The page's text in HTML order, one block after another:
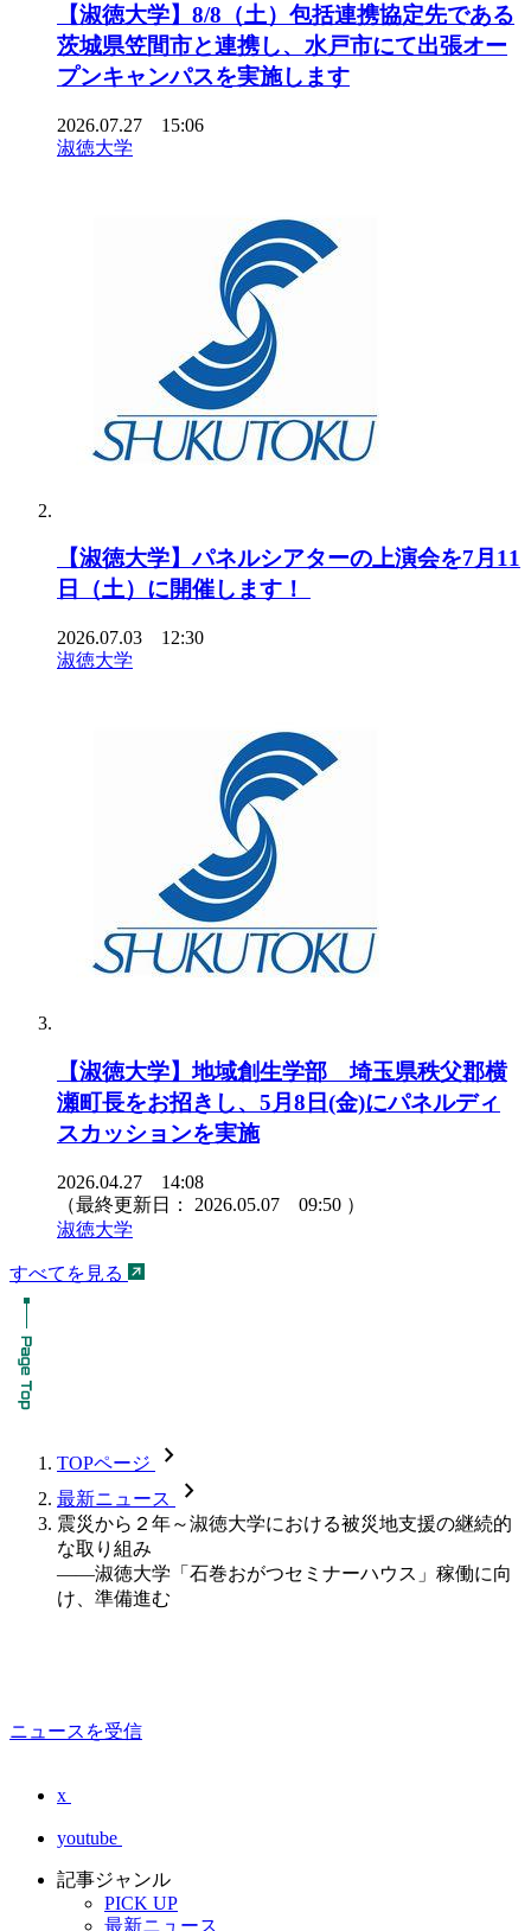
【淑徳大学】8/8（土）包括連携協定先である
茨城県笠間市と連携し、水戸市にて出張オー
プンキャンパスを実施します
2026.07.27 15:06
淑徳大学
【淑徳大学】パネルシアターの上演会を7月11
日（土）に開催します！
2026.07.03 12:30
淑徳大学
【淑徳大学】地域創生学部 埼玉県秩父郡横
瀬町長をお招きし、5月8日(金)にパネルディ
スカッションを実施
2026.04.27 14:08
（最終更新日： 2026.05.07 09:50 ）
淑徳大学
すべてを見る
TOPページ chevron_forward
最新ニュース chevron_forward
震災から２年～淑徳大学における被災地支援の継続的
な取り組み
――淑徳大学「石巻おがつセミナーハウス」稼働に向
け、準備進む
ニュースを受信
x
youtube
記事ジャンル
PICK UP
最新ニュース